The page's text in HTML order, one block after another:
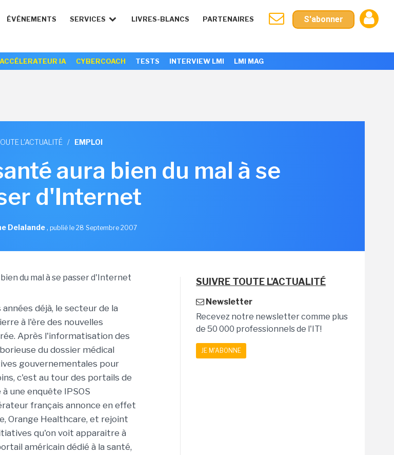
ÉVÉNEMENTS SERVICES LIVRES-BLANCS PARTENAIRES S'abonner
ACCÉLERATEUR IA CYBERCOACH TESTS INTERVIEW LMI LMI MAG
L'ACTUALITÉ / EMPLOI
aura bien du mal à se
d'Internet
Delalande, publié le 28 Septembre 2007
déjà, le secteur de la
à l'ère des nouvelles
Après l'informatisation des
du dossier médical
gouvernementales pour
c'est au tour des portails de
une enquête IPSOS
français annonce en effet
Orange Healthcare, et rejoint
qu'on voit apparaitre à
américain dédié à la santé,
SUIVRE TOUTE L'ACTUALITÉ
Newsletter
Recevez notre newsletter comme plus
de 50 000 professionnels de l'IT!
JE M'ABONNE